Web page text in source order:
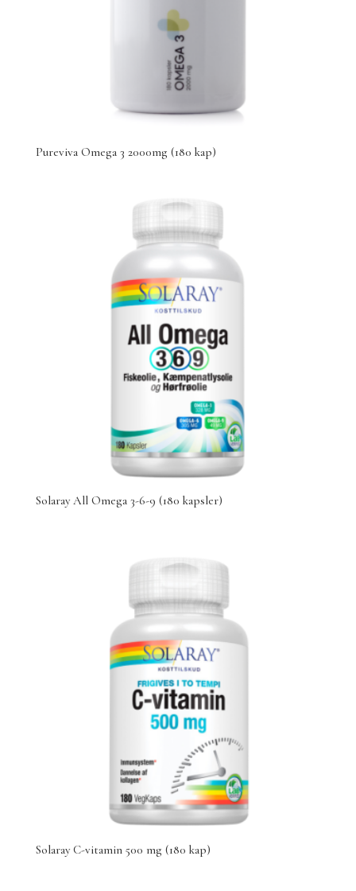
Pureviva Omega 3 2000mg (180 kap)
Solaray All Omega 3-6-9 (180 kapsler)
Solaray C-vitamin 500 mg (180 kap)